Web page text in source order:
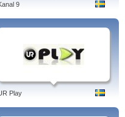
9
Play